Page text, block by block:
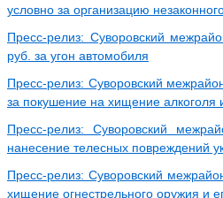
условно за организацию
Пресс-релиз: Суворовский
руб. за угон автомобиля
Пресс-релиз: Суворовский
за покушение на хищение алкоголя
Пресс-релиз: Суворовский
нанесение телесных повреждений
Пресс-релиз: Суворовский
хищение огнестрельного оружия и